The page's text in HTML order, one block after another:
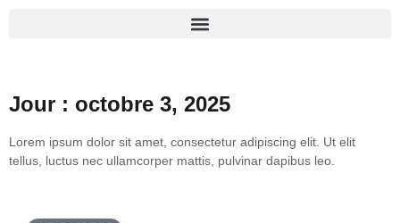
Jour : octobre 3, 2025
Lorem ipsum dolor sit amet, consectetur adipiscing elit. Ut elit
tellus, luctus nec ullamcorper mattis, pulvinar dapibus leo.